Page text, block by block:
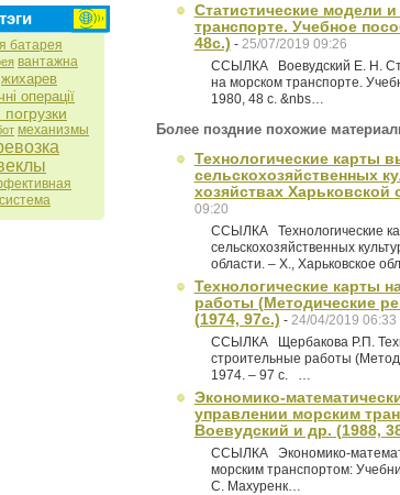
батарея
вантажна
жихарев
операції
механизмы
Статистические модели
транспорте. Учебное
48с.) - 25/07/2019 09:26
ССЫЛКА Воевудский Е. Н.
на морском транспорте.
1980, 48 с. &nbs…
Более поздние похожие
Технологические карты
сельскохозяйственных
хозяйствах Харьковской
09:20
ССЫЛКА Технологические
сельскохозяйственных
области. – Х., Харьковское
Технологические карты
работы (Методические
(1974, 97с.) - 24/04/2019 06:33
ССЫЛКА Щербакова Р.П.
строительные работы
1974. – 97 с. …
Экономико-
управлении морским
Воевудский и др. (1988,
ССЫЛКА Экономико-
морским транспортом:
С. Махуренк…